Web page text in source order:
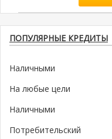
ПОПУЛЯРНЫЕ КРЕДИТЫ
Наличными
На любые цели
Наличными
Потребительский